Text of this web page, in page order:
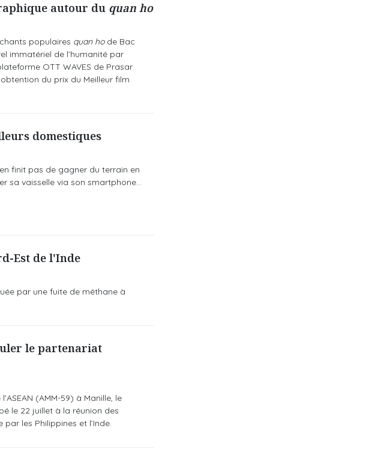
autour du quan ho
populaires quan hode Bac
immatériel de l’humanité par
OTT WAVES de Prasar
du prix du Meilleur film
domestiques
finit pas de gagner du terrain en
sa vaisselle via son smartphone...
Est de l'Inde
par une fuite de méthane à
le partenariat
(AMM-59) à Manille, le
le 22 juillet à la réunion des
les Philippines et l’Inde.